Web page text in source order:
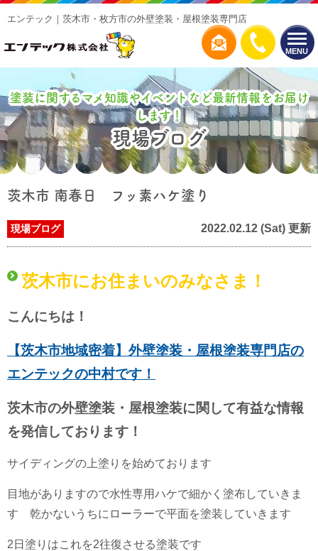
MENU
エンテック｜茨木市・枚方市の外壁塗装・屋根塗装専門店
塗装に関するマメ知識やイベントなど最新情報をお届け
します！
現場ブログ
茨木市 南春日 フッ素ハケ塗り
現場ブログ 2022.02.12 (Sat) 更新
茨木市にお住まいのみなさま！
こんにちは！
【茨木市地域密着】外壁塗装・屋根塗装専門店の
エンテックの中村です！
茨木市の外壁塗装・屋根塗装に関して有益な情報
を発信しております！
サイディングの上塗りを始めております
目地がありますので水性専用ハケで細かく塗布していきま
す 乾かないうちにローラーで平面を塗装していきます
2日塗りはこれを2往復させる塗装です